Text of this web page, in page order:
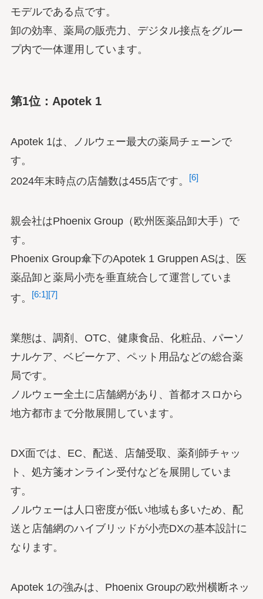
モデルである点です。
卸の効率、薬局の販売力、デジタル接点をグルー
プ内で一体運用しています。
第1位：Apotek 1
Apotek 1は、ノルウェー最大の薬局チェーンで
す。
2024年末時点の店舗数は455店です。
[6]
親会社はPhoenix Group（欧州医薬品卸大手）で
す。
Phoenix Group傘下のApotek 1 Gruppen ASは、医
薬品卸と薬局小売を垂直統合して運営していま
す。
[6:1][7]
業態は、調剤、OTC、健康食品、化粧品、パーソ
ナルケア、ベビーケア、ペット用品などの総合薬
局です。
ノルウェー全土に店舗網があり、首都オスロから
地方都市まで分散展開しています。
DX面では、EC、配送、店舗受取、薬剤師チャッ
ト、処方箋オンライン受付などを展開していま
す。
ノルウェーは人口密度が低い地域も多いため、配
送と店舗網のハイブリッドが小売DXの基本設計に
なります。
Apotek 1の強みは、Phoenix Groupの欧州横断ネッ